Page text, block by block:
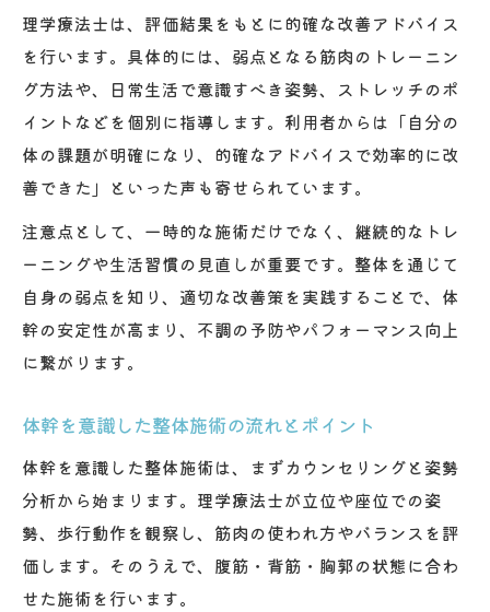
理学療法士は、評価結果をもとに的確な改善アドバイス
を行います。具体的には、弱点となる筋肉のトレーニン
グ方法や、日常生活で意識すべき姿勢、ストレッチのポ
イントなどを個別に指導します。利用者からは「自分の
体の課題が明確になり、的確なアドバイスで効率的に改
善できた」といった声も寄せられています。
注意点として、一時的な施術だけでなく、継続的なトレ
ーニングや生活習慣の見直しが重要です。整体を通じて
自身の弱点を知り、適切な改善策を実践することで、体
幹の安定性が高まり、不調の予防やパフォーマンス向上
に繋がります。
体幹を意識した整体施術の流れとポイント
体幹を意識した整体施術は、まずカウンセリングと姿勢
分析から始まります。理学療法士が立位や座位での姿
勢、歩行動作を観察し、筋肉の使われ方やバランスを評
価します。そのうえで、腹筋・背筋・胸郭の状態に合わ
せた施術を行います。